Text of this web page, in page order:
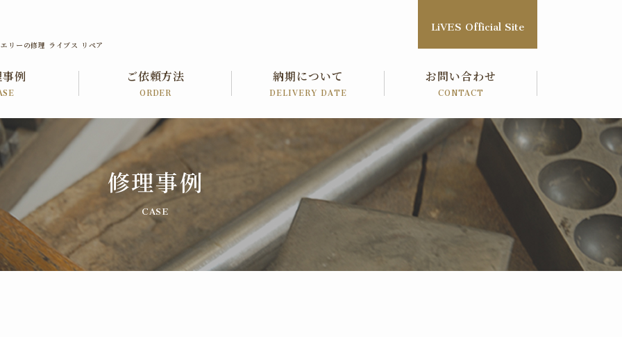
リーの修理 ライブス リペア
例 ご依頼方法
ORDER
納期について
DELIVERY DATE
お問い合わせ
CONTACT
LiVES Official Site
修理事例